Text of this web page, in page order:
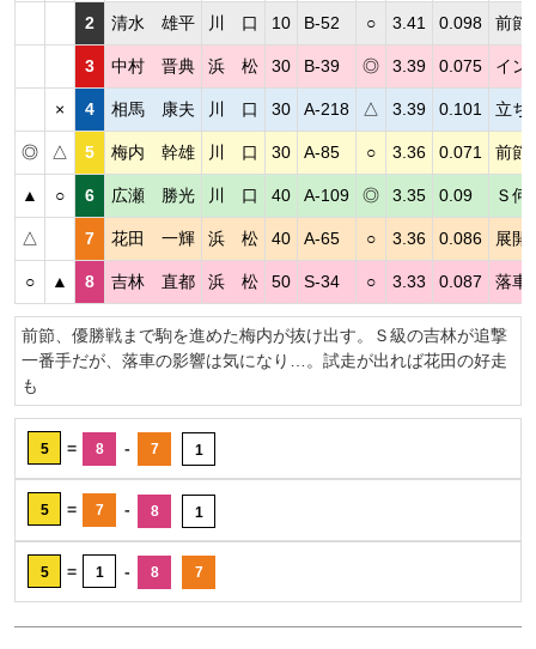
2 清水 雄平 川 口 10 B-52 ○ 3.41 0.098 前節
3 中村 晋典 浜 松 30 B-39 ◎ 3.39 0.075 イン
× 4 相馬 康夫 川 口 30 A-218 △ 3.39 0.101 立ち
◎ △ 5 梅内 幹雄 川 口 30 A-85 ○ 3.36 0.071 前節
▲ ○ 6 広瀬 勝光 川 口 40 A-109 ◎ 3.35 0.09 Ｓ何
△ 7 花田 一輝 浜 松 40 A-65 ○ 3.36 0.086 展開
○ ▲ 8 吉林 直都 浜 松 50 S-34 ○ 3.33 0.087 落車
前節、優勝戦まで駒を進めた梅内が抜け出す。Ｓ級の吉林が追撃
一番手だが、落車の影響は気になり…。試走が出れば花田の好走
も
5 = 8 - 7 1
5 = 7 - 8 1
5 = 1 - 8 7